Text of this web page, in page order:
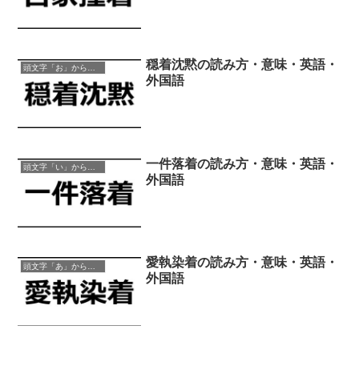
頭文字「お」から始まる四字熟語
穏着沈黙の読み方・意味・英語・
外国語
一件落着の読み方・意味・英語・
外国語
愛執染着の読み方・意味・英語・
外国語